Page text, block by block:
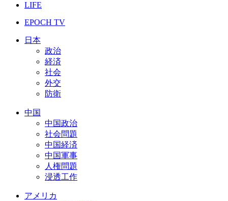
LIFE
EPOCH TV
日本
政治
経済
社会
外交
防衛
中国
中国政治
社会問題
中国経済
中国軍事
人権問題
浸透工作
アメリカ